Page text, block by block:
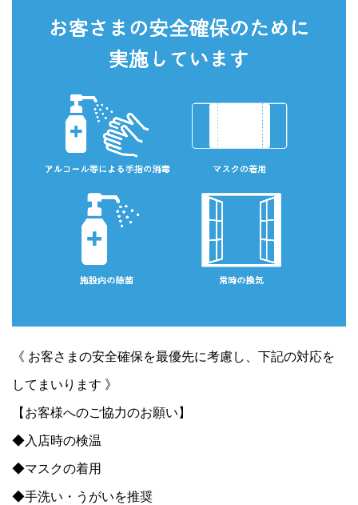
《 お客さまの安全確保を最優先に考慮し、下記の対応を
してまいります 》
【お客様へのご協力のお願い】
◆入店時の検温
◆マスクの着用
◆手洗い・うがいを推奨